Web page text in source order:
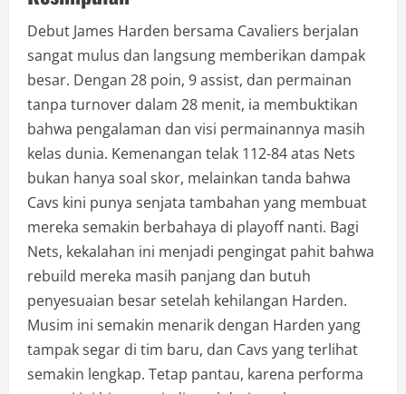
Debut James Harden bersama Cavaliers berjalan
sangat mulus dan langsung memberikan dampak
besar. Dengan 28 poin, 9 assist, dan permainan
tanpa turnover dalam 28 menit, ia membuktikan
bahwa pengalaman dan visi permainannya masih
kelas dunia. Kemenangan telak 112-84 atas Nets
bukan hanya soal skor, melainkan tanda bahwa
Cavs kini punya senjata tambahan yang membuat
mereka semakin berbahaya di playoff nanti. Bagi
Nets, kekalahan ini menjadi pengingat pahit bahwa
rebuild mereka masih panjang dan butuh
penyesuaian besar setelah kehilangan Harden.
Musim ini semakin menarik dengan Harden yang
tampak segar di tim baru, dan Cavs yang terlihat
semakin lengkap. Tetap pantau, karena performa